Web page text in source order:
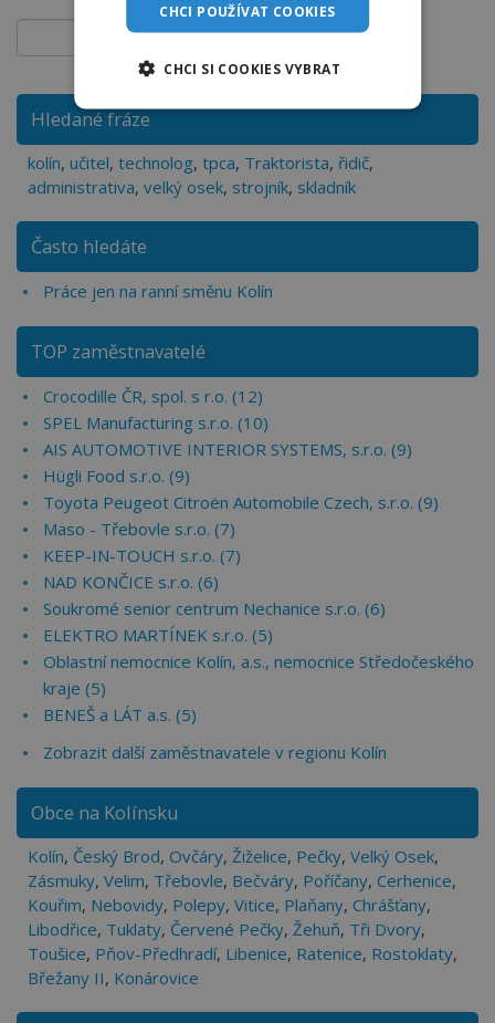
Hledané fráze
kolín, učitel, technolog, tpca, Traktorista, řidič,
administrativa, velký osek, strojník, skladník
Často hledáte
Práce jen na ranní směnu Kolín
TOP zaměstnavatelé
Crocodille ČR, spol. s r.o. (12)
SPEL Manufacturing s.r.o. (10)
AIS AUTOMOTIVE INTERIOR SYSTEMS, s.r.o. (9)
Hügli Food s.r.o. (9)
Toyota Peugeot Citroën Automobile Czech, s.r.o. (9)
Maso - Třebovle s.r.o. (7)
KEEP-IN-TOUCH s.r.o. (7)
NAD KONČICE s.r.o. (6)
Soukromé senior centrum Nechanice s.r.o. (6)
ELEKTRO MARTÍNEK s.r.o. (5)
Oblastní nemocnice Kolín, a.s., nemocnice Středočeského
kraje (5)
BENEŠ a LÁT a.s. (5)
Zobrazit další zaměstnavatele v regionu Kolín
Obce na Kolínsku
Kolín, Český Brod, Ovčáry, Žiželice, Pečky, Velký Osek,
Zásmuky, Velim, Třebovle, Bečváry, Poříčany, Cerhenice,
Kouřim, Nebovidy, Polepy, Vitice, Plaňany, Chrášťany,
Libodřice, Tuklaty, Červené Pečky, Žehuň, Tři Dvory,
Toušice, Pňov-Předhradí, Libenice, Ratenice, Rostoklaty,
Břežany II, Konárovice
CHCI POUŽÍVAT COOKIES
CHCI SI COOKIES VYBRAT